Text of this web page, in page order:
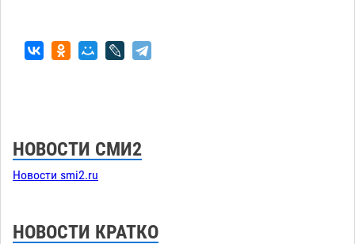
НОВОСТИ СМИ2
Новости smi2.ru
НОВОСТИ КРАТКО